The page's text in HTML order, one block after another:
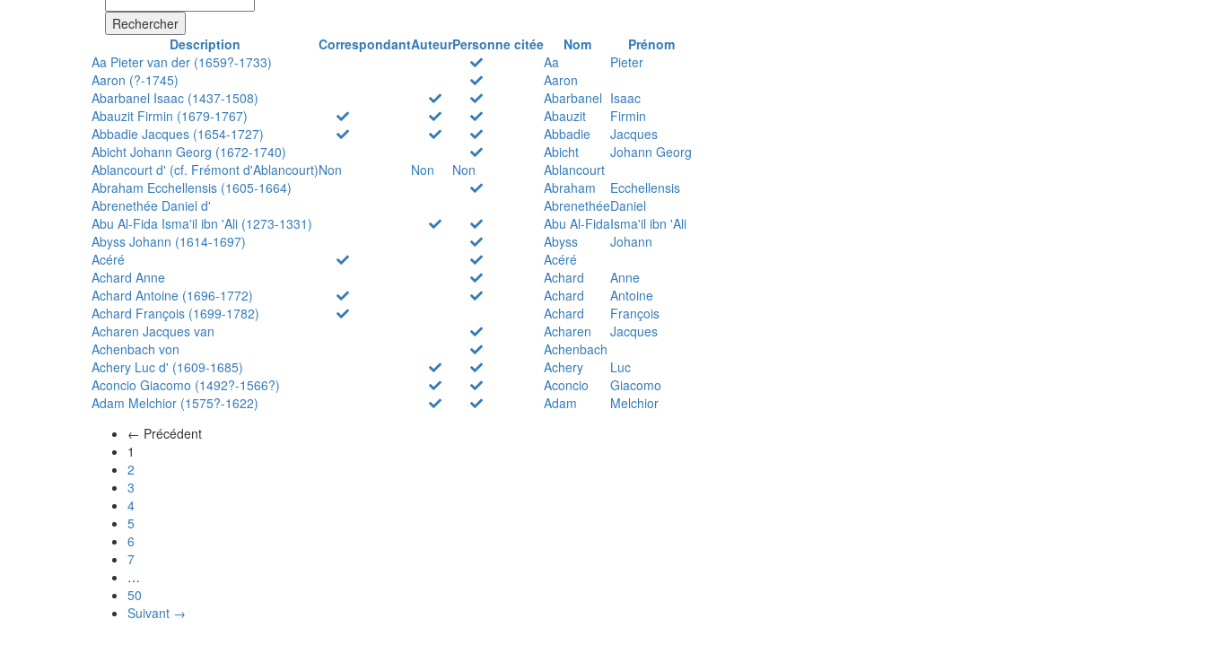
Rechercher
Description
CorrespondantAuteurPersonne citée Nom
Prénom
Aa Pieter van der (1659?-1733)
Aa
Pieter
Aaron (?-1745)
Aaron
Abarbanel Isaac (1437-1508)
Abarbanel Isaac
Abauzit Firmin (1679-1767)
Abauzit
Firmin
Abbadie Jacques (1654-1727)
Abbadie
Jacques
Abicht Johann Georg (1672-1740)
Abicht
Johann Georg
Ablancourt d' (cf. Frémont d'Ablancourt)Non Non Non
Ablancourt
Abraham Ecchellensis (1605-1664)
Abraham
Ecchellensis
Abrenethée Daniel d'
AbrenethéeDaniel
Abu Al-Fida Isma'il ibn 'Ali (1273-1331)
Abu Al-FidaIsma'il ibn 'Ali
Abyss Johann (1614-1697)
Abyss
Johann
Acéré
Acéré
Achard Anne
Achard
Anne
Achard Antoine (1696-1772)
Achard
Antoine
Achard François (1699-1782)
Achard
François
Acharen Jacques van
Acharen
Jacques
Achenbach von
Achenbach
Achery Luc d' (1609-1685)
Achery
Luc
Aconcio Giacomo (1492?-1566?)
Aconcio
Giacomo
Adam Melchior (1575?-1622)
Adam
Melchior
← Précédent
1
2
3
4
5
6
7
…
50
Suivant →